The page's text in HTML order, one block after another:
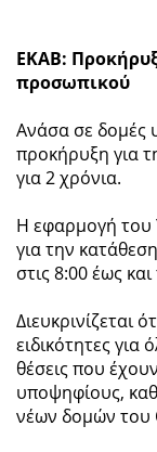
ΕΚΑΒ:
προσωπικού
Ανάσα σε δομές
προκήρυξη για
για 2 χρόνια.
Η εφαρμογή του
για την
στις 8:00 έως
Διευκρινίζεται
ειδικότητες για
θέσεις που
υποψηφίους,
νέων δομών